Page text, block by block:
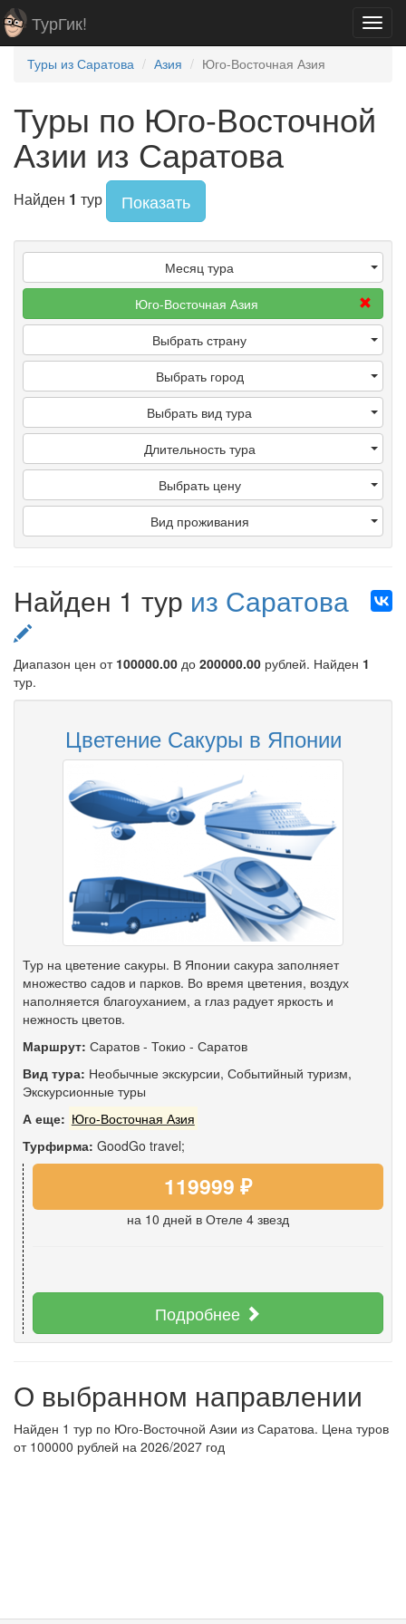
ТурГик!
Туры из Саратова Азия Юго-Восточная Азия
Туры по Юго-Восточной
Азии из Саратова
Найден 1 тур Показать
Месяц тура
Юго-Восточная Азия
Выбрать страну
Выбрать город
Выбрать вид тура
Длительность тура
Выбрать цену
Вид проживания
Найден 1 тур из Саратова
Диапазон цен от 100000.00 до 200000.00 рублей. Найден 1
тур.
Цветение Сакуры в Японии
Тур на цветение сакуры. В Японии сакура заполняет
множество садов и парков. Во время цветения, воздух
наполняется благоуханием, а глаз радует яркость и
нежность цветов.
Маршрут: Саратов - Токио - Саратов
Вид тура: Необычные экскурсии, Событийный туризм,
Экскурсионные туры
А еще: Юго-Восточная Азия
Турфирма: GoodGo travel;
119999 ₽
на 10 дней в Отеле 4 звезд
Подробнее
О выбранном направлении
Найден 1 тур по Юго-Восточной Азии из Саратова. Цена туров
от 100000 рублей на 2026/2027 год